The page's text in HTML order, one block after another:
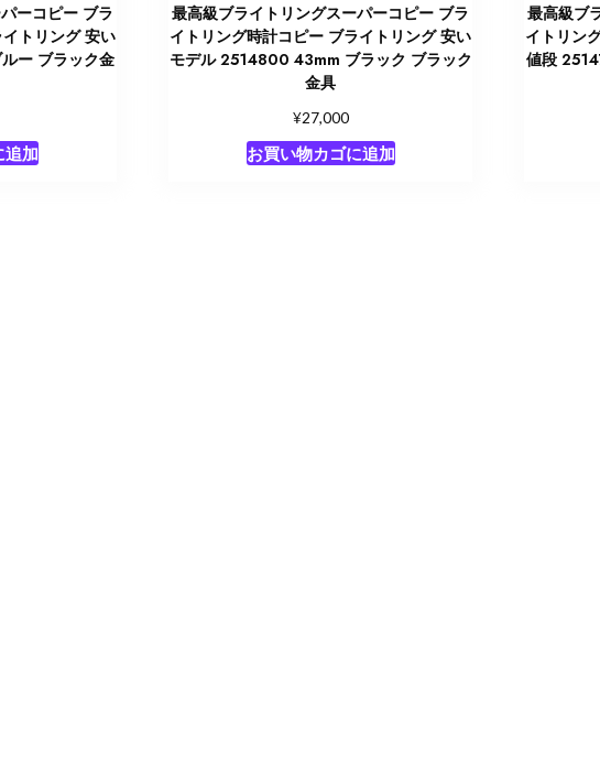
ーコピー ブラ
トリング 安い
ー ブラック金
追加
最高級ブライトリングスーパーコピー ブラ
イトリング時計コピー ブライトリング 安い
モデル 2514800 43mm ブラック ブラック
金具
¥27,000
お買い物カゴに追加
最高級ブ
イトリン
値段